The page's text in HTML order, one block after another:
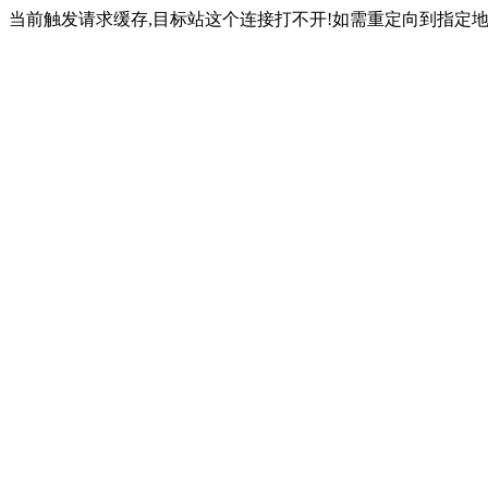
当前触发请求缓存,目标站这个连接打不开!如需重定向到指定